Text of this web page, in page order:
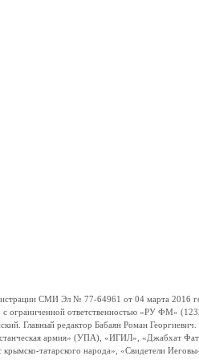
СМИ Эл № 77-64961 от 04 марта 2016
ответственностью «РУ ФМ»
Главный редактор Бабаян Роман
армия» (УПА), «ИГИЛ»,
татарского народа», «Свидетели